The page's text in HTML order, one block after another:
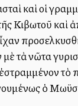
καὶ οἱ
Κιβωτοῦ καὶ
τὰ νῶτα
τὸ
ὁ